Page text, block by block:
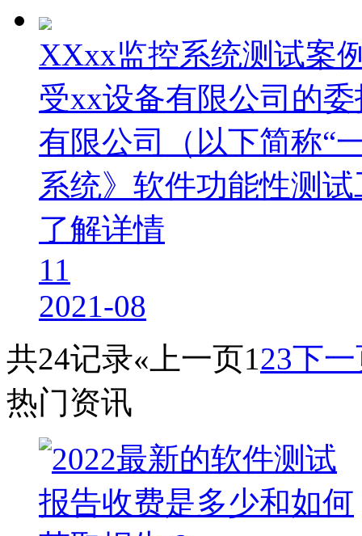
XXxx监控系统测试案
受xx设备有限公司的
有限公司（以下简称“
系统》软件功能性测
了解详情
11
2021-08
共24记录«上一页123下
热门资讯